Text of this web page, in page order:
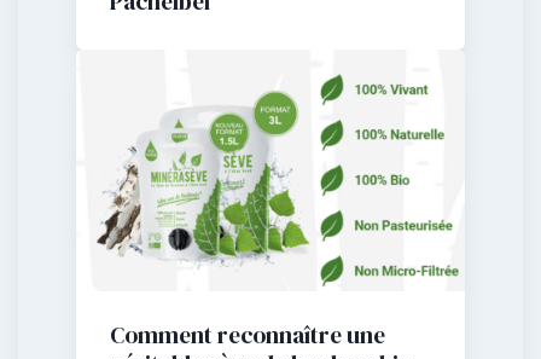
Comment reconnaître une